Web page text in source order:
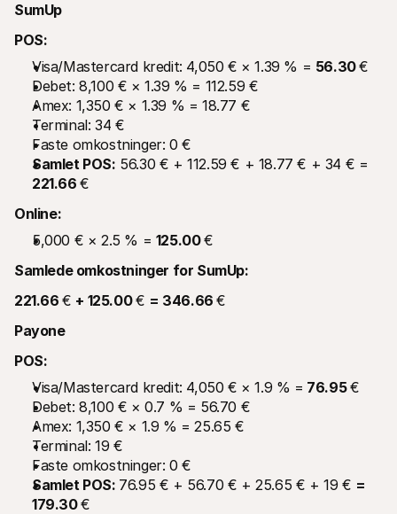
SumUp
POS:
Visa/Mastercard kredit: 4,050 € × 1.39 % = 56.30 €
Debet: 8,100 € × 1.39 % = 112.59 €
Amex: 1,350 € × 1.39 % = 18.77 €
Terminal: 34 €
Faste omkostninger: 0 €
Samlet POS:
221.66 €
Online:
5,000 € × 2.5 % = 125.00 €
Samlede omkostninger for SumUp:
221.66 € + 125.00 € = 346.66 €
Payone
POS:
Visa/Mastercard kredit: 4,050 € × 1.9 % = 76.95 €
Debet: 8,100 € × 0.7 % = 56.70 €
Amex: 1,350 € × 1.9 % = 25.65 €
Terminal: 19 €
Faste omkostninger: 0 €
Samlet POS: 76.95 € + 56.70 € + 25.65 € + 19 € =
179.30 €